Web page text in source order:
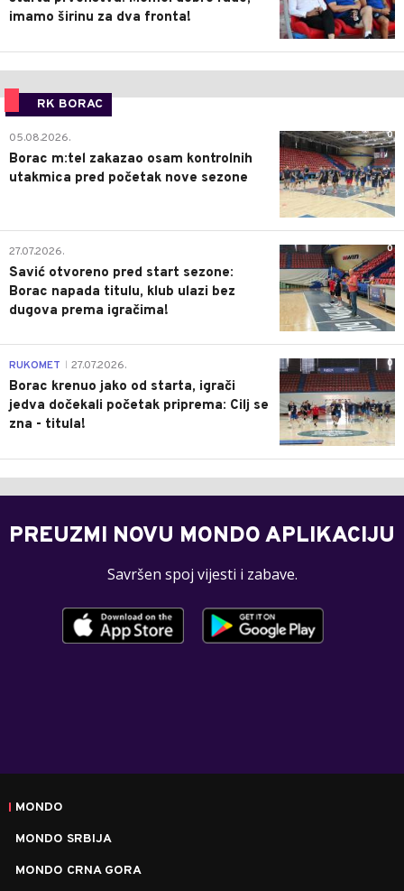
imamo širinu za dva fronta!
RK BORAC
0
05.08.2026.
Borac m:tel zakazao osam kontrolnih
utakmica pred početak nove sezone
0
27.07.2026.
Savić otvoreno pred start sezone:
Borac napada titulu, klub ulazi bez
dugova prema igračima!
0
RUKOMET 27.07.2026.
Borac krenuo jako od starta, igrači
jedva dočekali početak priprema: Cilj se
zna - titula!
PREUZMI NOVU MONDO APLIKACIJU
Savršen spoj vijesti i zabave.
MONDO
MONDO SRBIJA
MONDO CRNA GORA